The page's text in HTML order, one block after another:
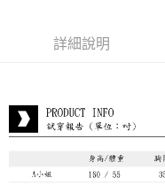
詳細說明